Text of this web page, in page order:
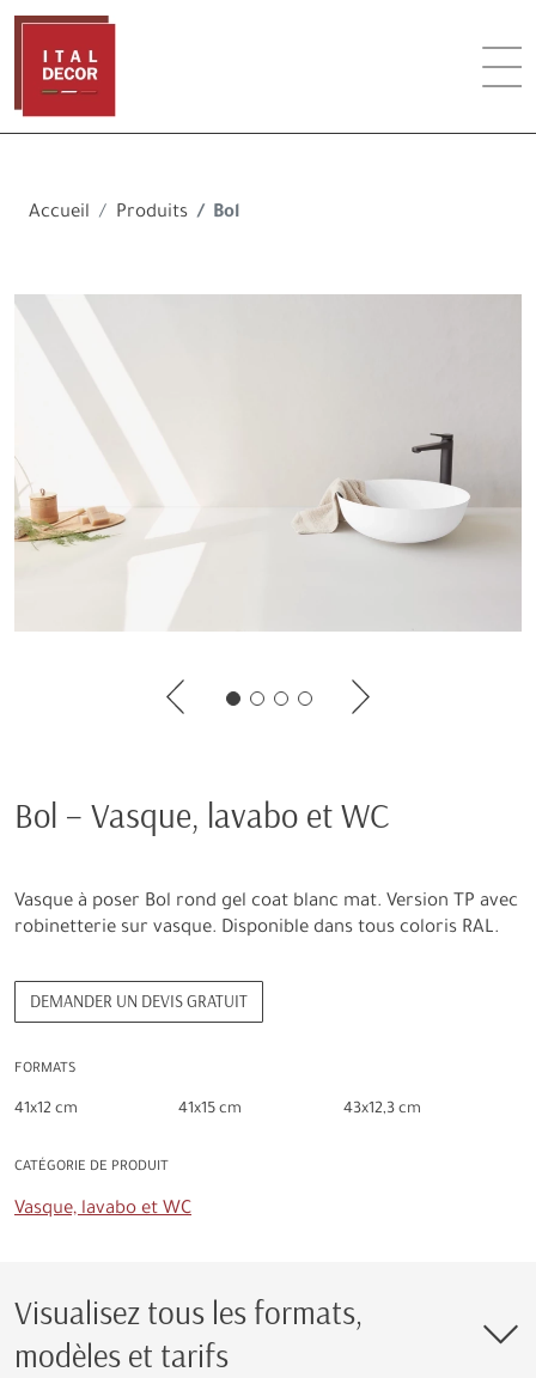
Accueil Produits Bol
Bol – Vasque, lavabo et WC
Vasque à poser Bol rond gel coat blanc mat. Version TP avec
robinetterie sur vasque. Disponible dans tous coloris RAL.
DEMANDER UN DEVIS GRATUIT
FORMATS
41x12 cm 41x15 cm 43x12,3 cm
CATÉGORIE DE PRODUIT
Vasque, lavabo et WC
Visualisez tous les formats,
modèles et tarifs